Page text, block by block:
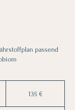
passend
135 €